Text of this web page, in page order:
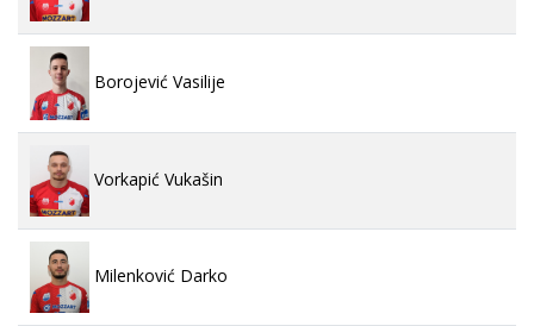
Borojević Vasilije
Vorkapić Vukašin
Milenković Darko